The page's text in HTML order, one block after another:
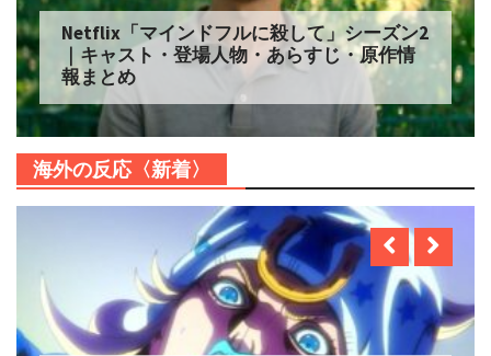
Netflix「マインドフルに殺して」シーズン2
｜キャスト・登場人物・あらすじ・原作情
報まとめ
海外の反応〈新着〉